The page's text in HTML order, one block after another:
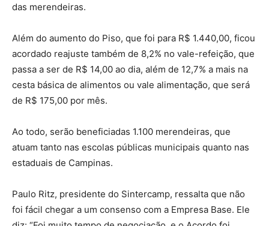
das merendeiras.
Além do aumento do Piso, que foi para R$ 1.440,00, ficou
acordado reajuste também de 8,2% no vale-refeição, que
passa a ser de R$ 14,00 ao dia, além de 12,7% a mais na
cesta básica de alimentos ou vale alimentação, que será
de R$ 175,00 por mês.
Ao todo, serão beneficiadas 1.100 merendeiras, que
atuam tanto nas escolas públicas municipais quanto nas
estaduais de Campinas.
Paulo Ritz, presidente do Sintercamp, ressalta que não
foi fácil chegar a um consenso com a Empresa Base. Ele